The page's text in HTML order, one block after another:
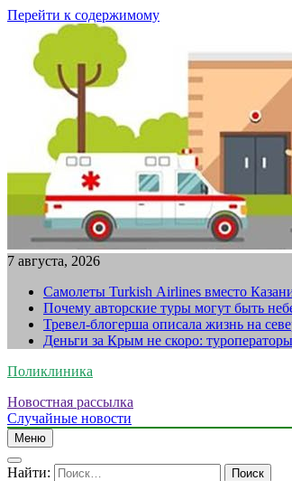
Перейти к содержимому
7 августа, 2026
Самолеты Turkish Airlines вместо
Почему авторские туры могут быть
Тревел-блогерша описала жизнь на
Деньги за Крым не скоро:
Поликлиника
Новостная рассылка
Случайные новости
Меню
Найти: